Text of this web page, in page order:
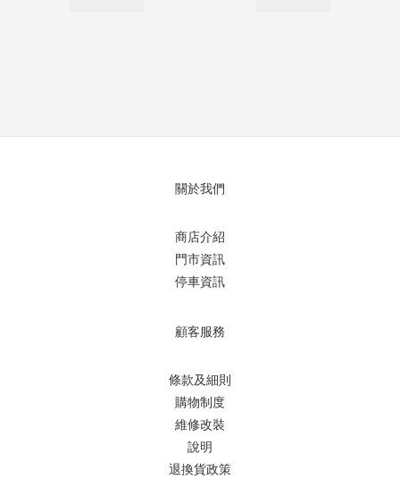
關於我們
商店介紹
門市資訊
停車資訊
顧客服務
條款及細則
購物制度
維修改裝
說明
退換貨政策